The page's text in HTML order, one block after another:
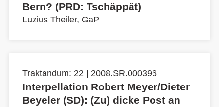
Bern? (PRD: Tschäppät)
Luzius Theiler, GaP
Traktandum: 22 | 2008.SR.000396
Interpellation Robert Meyer/Dieter
Beyeler (SD): (Zu) dicke Post an